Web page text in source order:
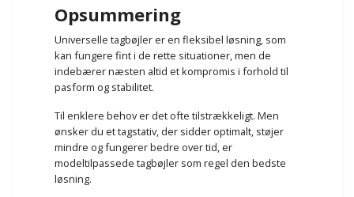
Opsummering
Universelle tagbøjler er en fleksibel løsning, som
kan fungere fint i de rette situationer, men de
indebærer næsten altid et kompromis i forhold til
pasform og stabilitet.
Til enklere behov er det ofte tilstrækkeligt. Men
ønsker du et tagstativ, der sidder optimalt, støjer
mindre og fungerer bedre over tid, er
modeltilpassede tagbøjler som regel den bedste
løsning.